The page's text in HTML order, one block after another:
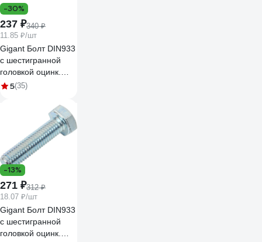
-30%
237 ₽340 ₽
11.85 ₽/шт
Gigant Болт DIN933
с шестигранной
головкой оцинк.
М8x60 20 шт
5(35)
-13%
271 ₽312 ₽
18.07 ₽/шт
Gigant Болт DIN933
с шестигранной
головкой оцинк.